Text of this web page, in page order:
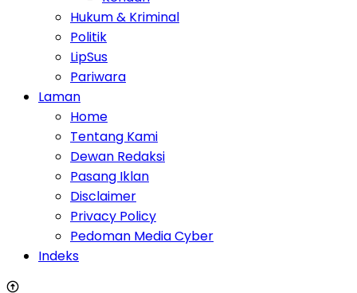
Hukum & Kriminal
Politik
LipSus
Pariwara
Laman
Home
Tentang Kami
Dewan Redaksi
Pasang Iklan
Disclaimer
Privacy Policy
Pedoman Media Cyber
Indeks